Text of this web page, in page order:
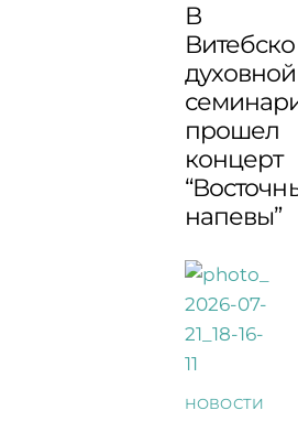
В
духовной
прошел
концерт
напевы”
НОВОСТИ